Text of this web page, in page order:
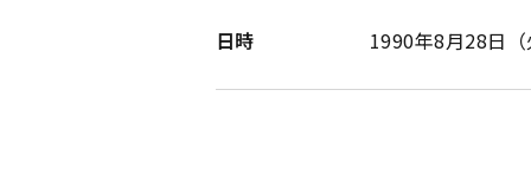
日時 1990年8月28日（